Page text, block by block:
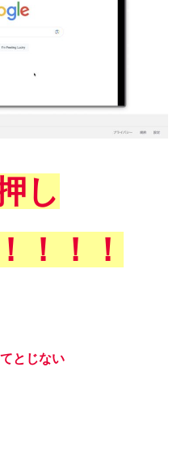
し
！！！
とじない